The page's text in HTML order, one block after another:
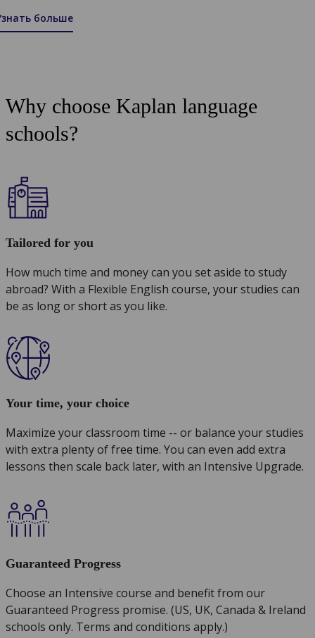
больше
Why choose Kaplan language
schools?
Tailored for you
How much time and money can you set aside to study
abroad? With a Flexible English course, your studies can
be as long or short as you like.
Your time, your choice
Maximize your classroom time -- or balance your studies
with extra plenty of free time. You can even add extra
lessons then scale back later, with an Intensive Upgrade.
Guaranteed Progress
Choose an Intensive course and benefit from our
Guaranteed Progress promise. (US, UK, Canada & Ireland
schools only. Terms and conditions apply.)